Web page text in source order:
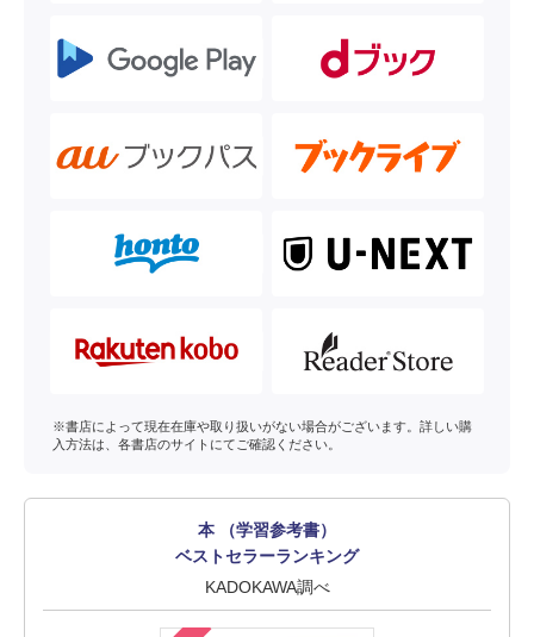
※書店によって現在在庫や取り扱いがない場合がございます。詳しい購
入方法は、各書店のサイトにてご確認ください。
本 （学習参考書）
ベストセラーランキング
KADOKAWA調べ